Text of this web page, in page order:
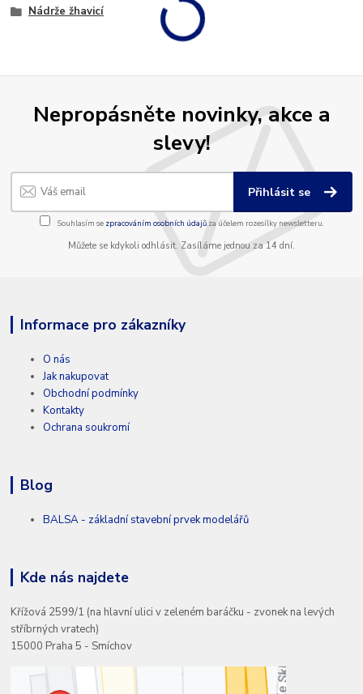
Nádrže žhavicí
Nepropásněte novinky, akce a
slevy!
Přihlásit se
Souhlasím se zpracováním osobních údajůza účelem rozesílky newsletteru.
Můžete se kdykoli odhlásit. Zasíláme jednou za 14 dní.
Informace pro zákazníky
O nás
Jak nakupovat
Obchodní podmínky
Kontakty
Ochrana soukromí
Blog
BALSA - základní stavební prvek modelářů
Kde nás najdete
Křížová 2599/1 (na hlavní ulici v zeleném baráčku - zvonek na levých
stříbrných vratech)
15000 Praha 5 - Smíchov